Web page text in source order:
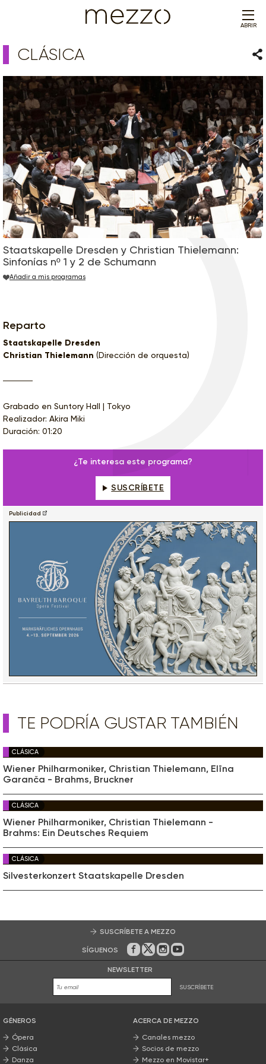
ABRIR
CLÁSICA
Staatskapelle Dresden y Christian Thielemann:
Sinfonías nº 1 y 2 de Schumann
Añadir a mis programas
Reparto
Staatskapelle Dresden
Christian Thielemann (Dirección de orquesta)
Grabado en Suntory Hall | Tokyo
Realizador: Akira Miki
Duración: 01:20
¿Te interesa este programa?
SUSCRÍBETE
Publicidad
TE PODRÍA GUSTAR TAMBIÉN
CLÁSICA
Wiener Philharmoniker, Christian Thielemann, Elīna
Garanča - Brahms, Bruckner
CLÁSICA
Wiener Philharmoniker, Christian Thielemann -
Brahms: Ein Deutsches Requiem
CLÁSICA
Silvesterkonzert Staatskapelle Dresden
SUSCRÍBETE A MEZZO
SÍGUENOS En Facebook
En Twitter
En Instagram
En Youtube
NEWSLETTER
SUSCRÍBETE
GÉNEROS
Ópera
Clásica
Danza
ACERCA DE MEZZO
Canales mezzo
Socios de mezzo
Mezzo en Movistar+